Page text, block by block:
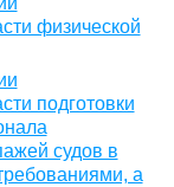
физической
подготовки
судов в
а